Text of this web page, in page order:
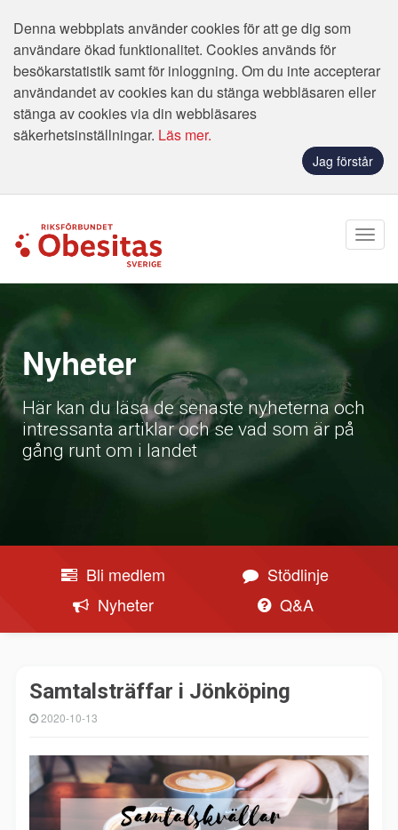
Denna webbplats använder cookies för att ge dig som
användare ökad funktionalitet. Cookies används för
besökarstatistik samt för inloggning. Om du inte accepterar
användandet av cookies kan du stänga webbläsaren eller
stänga av cookies via din webbläsares
säkerhetsinställningar. Läs mer.
Jag förstår
Nyheter
Här kan du läsa de senaste nyheterna och
intressanta artiklar och se vad som är på
gång runt om i landet
Bli medlem
Stödlinje
Nyheter
Q&A
Samtalsträffar i Jönköping
2020-10-13